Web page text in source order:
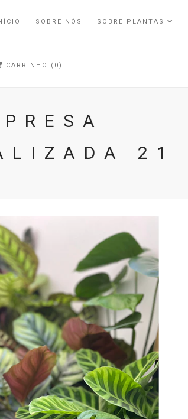
SOBRE NÓS SOBRE PLANTAS
CARRINHO (0)
21